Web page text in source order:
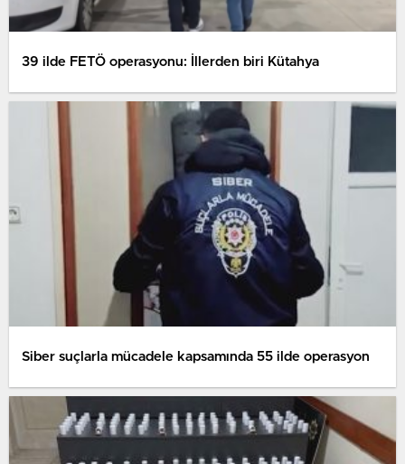
39 ilde FETÖ operasyonu: İllerden biri Kütahya
Siber suçlarla mücadele kapsamında 55 ilde operasyon